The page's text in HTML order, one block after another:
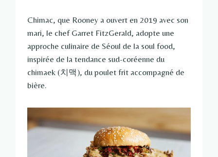
Chimac, que Rooney a ouvert en 2019 avec son
mari, le chef Garret FitzGerald, adopte une
approche culinaire de Séoul de la soul food,
inspirée de la tendance sud-coréenne du
chimaek (치맥), du poulet frit accompagné de
bière.